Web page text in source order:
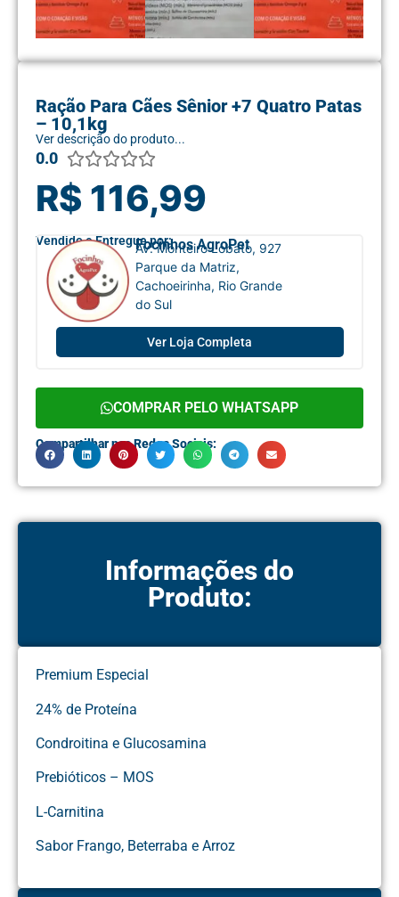
Ração Para Cães Sênior +7 Quatro Patas
– 10,1kg
Ver descrição do produto...
0.0 
R$ 116,99
Vendido e Entregue por:Focinhos AgroPet
Av. Monteiro Lobato, 927
Parque da Matriz,
Cachoeirinha, Rio Grande
do Sul
Ver Loja Completa
COMPRAR PELO WHATSAPP
Compartilhar nas Redes Sociais:
Informações do
Produto:
Premium Especial
24% de Proteína
Condroitina e Glucosamina
Prebióticos – MOS
L-Carnitina
Sabor Frango, Beterraba e Arroz